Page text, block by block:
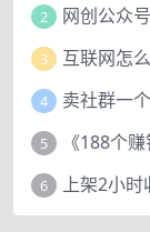
2
3 互联网怎
4 卖社群一
5
6